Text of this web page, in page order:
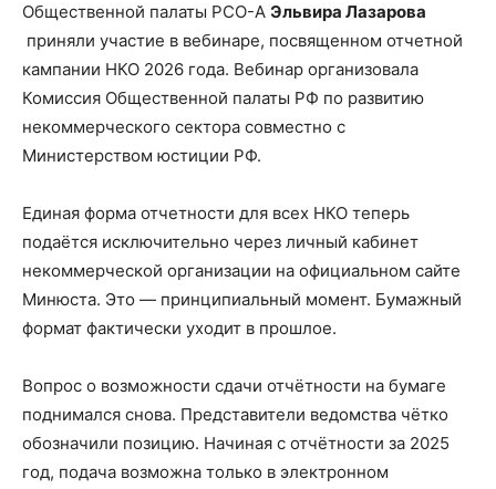
Общественной палаты РСО-А Эльвира Лазарова
приняли участие в вебинаре, посвященном отчетной
кампании НКО 2026 года. Вебинар организовала
Комиссия Общественной палаты РФ по развитию
некоммерческого сектора совместно с
Министерством юстиции РФ.
Единая форма отчетности для всех НКО теперь
подаётся исключительно через личный кабинет
некоммерческой организации на официальном сайте
Минюста. Это — принципиальный момент. Бумажный
формат фактически уходит в прошлое.
Вопрос о возможности сдачи отчётности на бумаге
поднимался снова. Представители ведомства чётко
обозначили позицию. Начиная с отчётности за 2025
год, подача возможна только в электронном